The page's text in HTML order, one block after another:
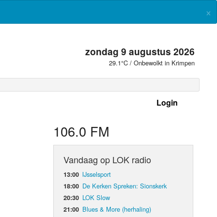
×
zondag 9 augustus 2026
29.1°C / Onbewolkt in Krimpen
Login
106.0 FM
Vandaag op LOK radio
13:00 IJsselsport
18:00 De Kerken Spreken: Sionskerk
20:30 LOK Slow
21:00 Blues & More (herhaling)